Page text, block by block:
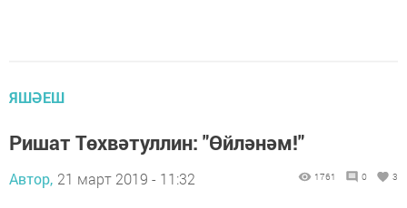
ЯШӘЕШ
Ришат Төхвәтуллин: "Өйләнәм!"
Автор, 21 март 2019 - 11:32 1761 0 3